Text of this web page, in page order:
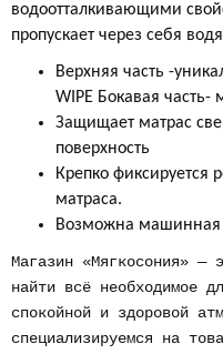
водоотталкивающими
пропускает через себя
Верхняя часть -
WIPE Бокавая часть-
Защищает матрас
поверхность
Крепко фиксируется
матраса.
Возможна машинная
Магазин «Мягкосония» —
найти всё необходимое
спокойной и здоровой
специализируемся на